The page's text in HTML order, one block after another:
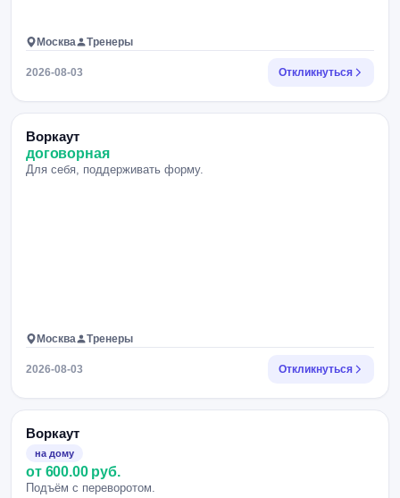
Москва Тренеры
2026-08-03 Откликнуться
Воркаут
договорная
Для себя, поддерживать форму.
Москва Тренеры
2026-08-03 Откликнуться
Воркаут
на дому
от 600.00 руб.
Подъём с переворотом.